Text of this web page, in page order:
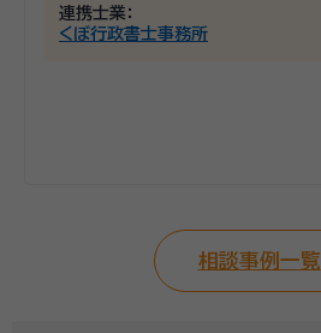
連携士業：
くぼ行政書士事務所
相談事例一覧